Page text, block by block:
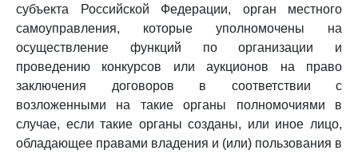
субъекта Российской Федерации, орган местного
самоуправления, которые уполномочены на
осуществление функций по организации и
проведению конкурсов или аукционов на право
заключения договоров в соответствии с
возложенными на такие органы полномочиями в
случае, если такие органы созданы, или иное лицо,
обладающее правами владения и (или) пользования в